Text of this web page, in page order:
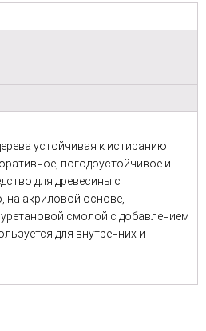
устойчивая к истиранию.
погодоустойчивое и
для древесины с
акриловой основе,
смолой с добавлением
для внутренних и